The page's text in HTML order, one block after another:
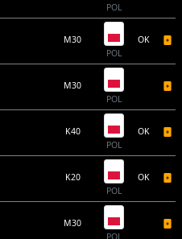
POL
M30
POL
OK
M30
POL
K40
POL
OK
K20
POL
OK
M30
POL